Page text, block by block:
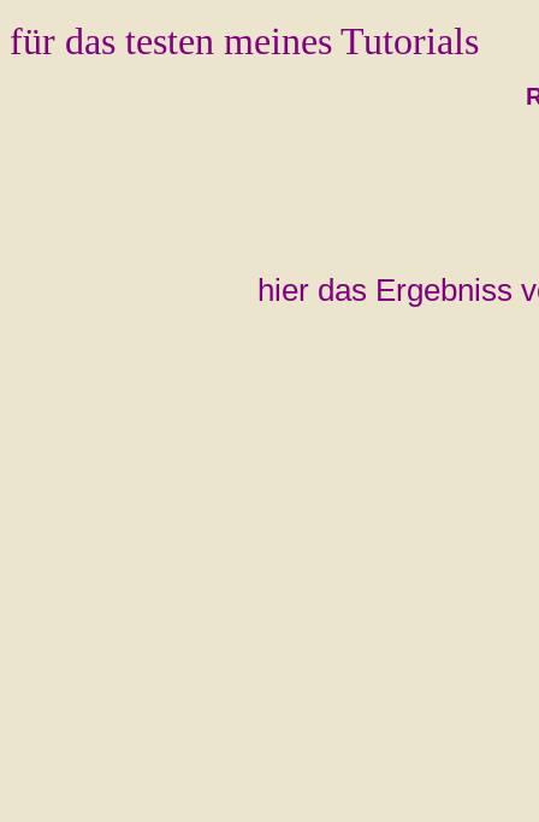
für das testen meines Tutorials
hier das Ergebniss